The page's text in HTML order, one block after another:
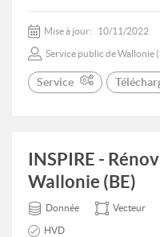
Mise à jour: 10/11/2022
Service public de Wallonie
Service
INSPIRE -
Wallonie (BE)
Donnée Vecteur
HVD